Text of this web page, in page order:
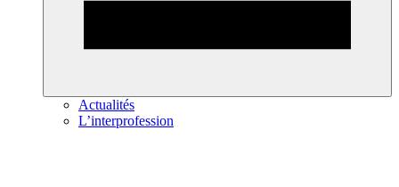
Actualités
L’interprofession